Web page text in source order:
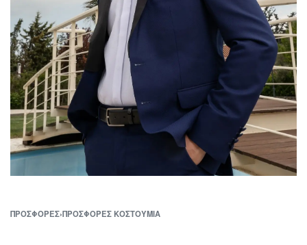
ΠΡΟΣΦΟΡΈΣ›ΠΡΟΣΦΟΡΈΣ ΚΟΣΤΟΎΜΙΑ